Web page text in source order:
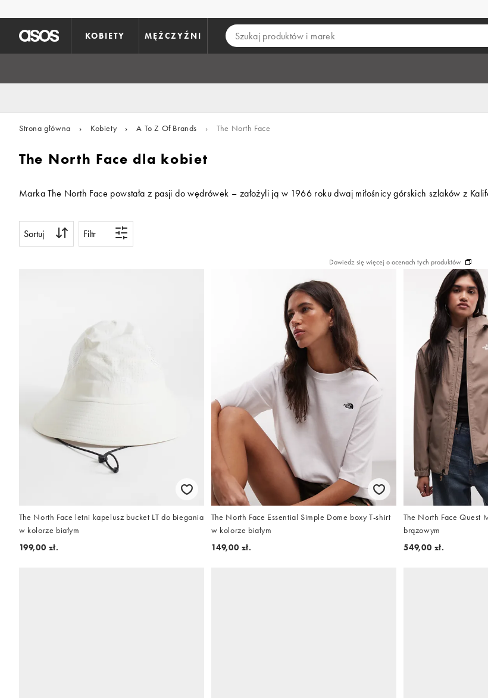
KOBIETY MĘŻCZYŹNI
Strona główna › Kobiety › A To Z Of Brands › The North Face
The North Face dla kobiet
Marka The North Face powstała z pasji do wędrówek – założyli ją w 1966 roku dwaj miłośnicy górskich szlaków z
Sortuj Filtr
Dowiedz się więcej o ocenach tych produktów
The North Face letni kapelusz bucket LT do biegania
w kolorze białym
199,00 zł.
The North Face Essential Simple Dome boxy T-shirt
w kolorze białym
149,00 zł.
The North Face Quest
brązowym
549,00 zł.